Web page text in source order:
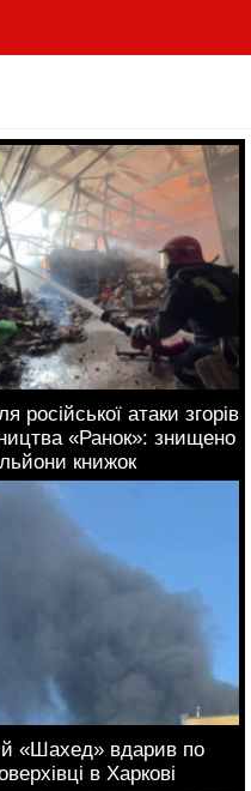
російської атаки згорів
«Ранок»: знищено
книжок
«Шахед» вдарив по
в Харкові